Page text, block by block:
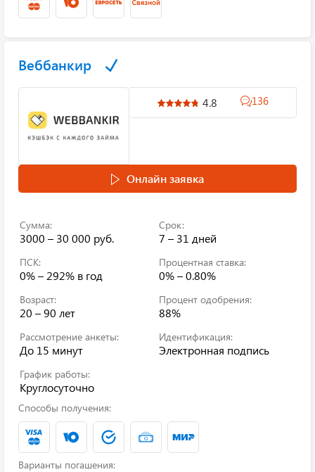
Веббанкир
4.8 136
Онлайн заявка
Сумма:
3000 – 30 000 руб.
Срок:
7 – 31 дней
ПСК:
0% – 292% в год
Процентная ставка:
0% – 0.80%
Возраст:
20 – 90 лет
Процент одобрения:
88%
Рассмотрение анкеты:
До 15 минут
Идентификация:
Электронная подпись
График работы:
Круглосуточно
Способы получения:
Варианты погашения: